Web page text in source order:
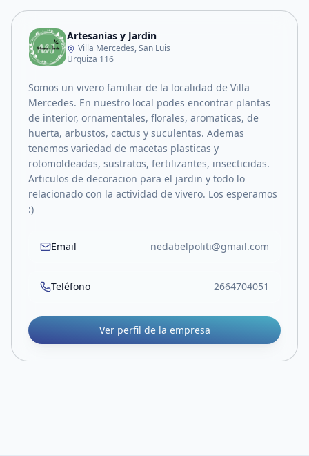
Artesanias y Jardin
Villa Mercedes, San Luis
Urquiza 116
Somos un vivero familiar de la localidad de Villa
Mercedes. En nuestro local podes encontrar plantas
de interior, ornamentales, florales, aromaticas, de
huerta, arbustos, cactus y suculentas. Ademas
tenemos variedad de macetas plasticas y
rotomoldeadas, sustratos, fertilizantes, insecticidas.
Articulos de decoracion para el jardin y todo lo
relacionado con la actividad de vivero. Los esperamos
:)
Email nedabelpoliti@gmail.com
Teléfono 2664704051
Ver perfil de la empresa